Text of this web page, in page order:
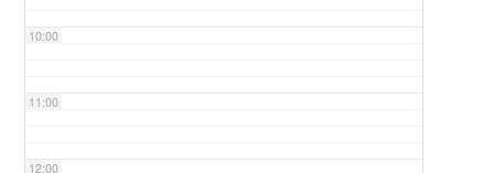
10:00
11:00
12:00